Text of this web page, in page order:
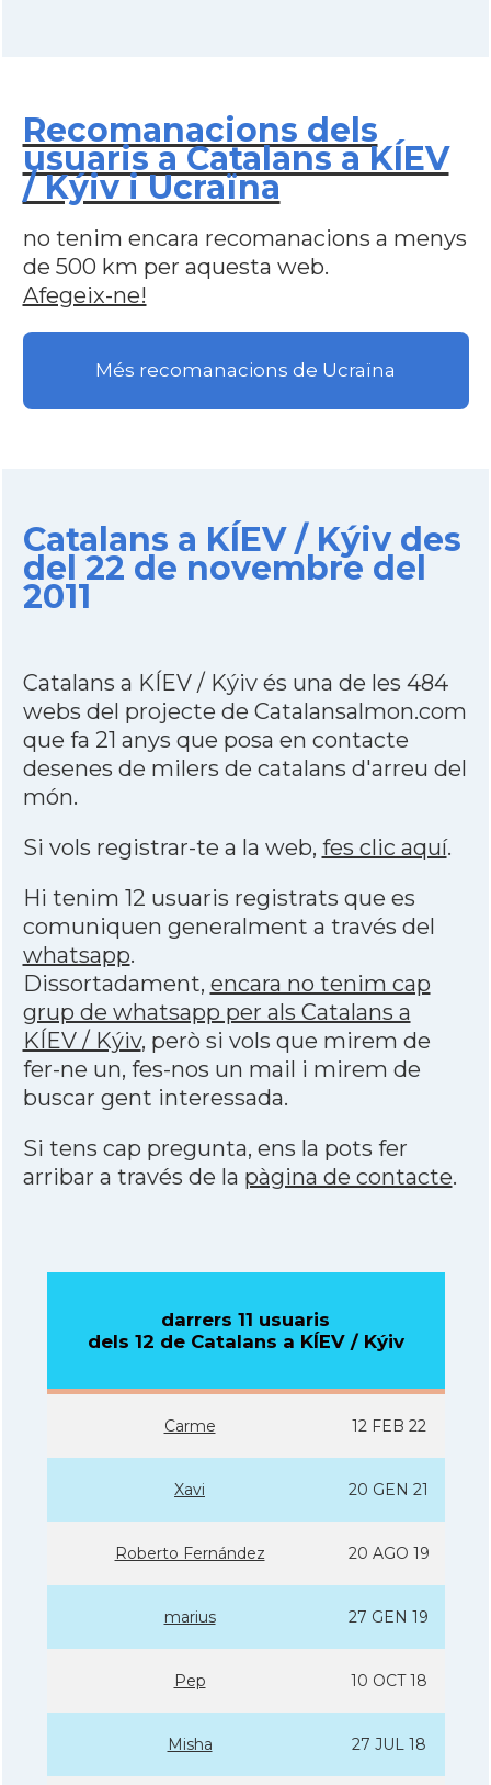
Recomanacions dels
usuaris a Catalans a KÍEV
/ Kýiv i Ucraïna
no tenim encara recomanacions a menys
de 500 km per aquesta web.
Afegeix-ne!
Més recomanacions de Ucraïna
Catalans a KÍEV / Kýiv des
del 22 de novembre del
2011
Catalans a KÍEV / Kýiv és una de les 484
webs del projecte de Catalansalmon.com
que fa 21 anys que posa en contacte
desenes de milers de catalans d'arreu del
món.
Si vols registrar-te a la web, fes clic aquí.
Hi tenim 12 usuaris registrats que es
comuniquen generalment a través del
whatsapp.
Dissortadament, encara no tenim cap
grup de whatsapp per als Catalans a
KÍEV / Kýiv, però si vols que mirem de
fer-ne un, fes-nos un mail i mirem de
buscar gent interessada.
Si tens cap pregunta, ens la pots fer
arribar a través de la pàgina de contacte.
darrers 11 usuaris
dels 12 de Catalans a KÍEV / Kýiv
Carme 12 FEB 22
Xavi 20 GEN 21
Roberto Fernández 20 AGO 19
marius 27 GEN 19
Pep 10 OCT 18
Misha 27 JUL 18